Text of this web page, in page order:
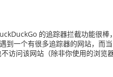
的追踪器拦截功能很棒
到一个有很多追踪器的网站，而当
访问该网站（除非你使用的浏览